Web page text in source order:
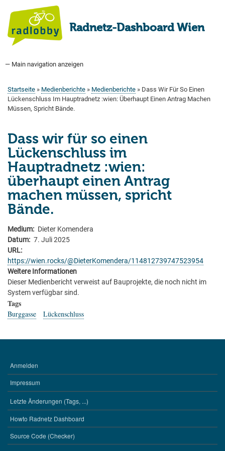
Inhalt
Radnetz-Dashboard Wien
Main
— Main navigation anzeigen
Startseite
Bauprogramm
Aktuell Geplant
Weitere Bauprojekte
Hauptradverkehrsnetz
Bezirke
Medienberichte
Tags
Über uns
Pfadnavigation
Startseite Medienberichte Medienberichte
Dass Wir Für So Einen
Lückenschluss Im Hauptradnetz :wien: Überhaupt Einen Antrag Machen
Müssen, Spricht Bände.
Dass wir für so einen
Lückenschluss im
Hauptradnetz :wien:
überhaupt einen Antrag
machen müssen, spricht
Bände.
Medium
Dieter Komendera
Datum
7. Juli 2025
URL
https://wien.rocks/@DieterKomendera/114812739747523954
Weitere Informationen
Dieser Medienbericht verweist auf Bauprojekte, die noch nicht im
System verfügbar sind.
Tags
Burggasse Lückenschluss
BENUTZERMENÜ
Anmelden
Impressum
WERKZEUGE
Letzte Änderungen (Tags, ...)
Howto Radnetz Dashboard
Source Code (Checker)